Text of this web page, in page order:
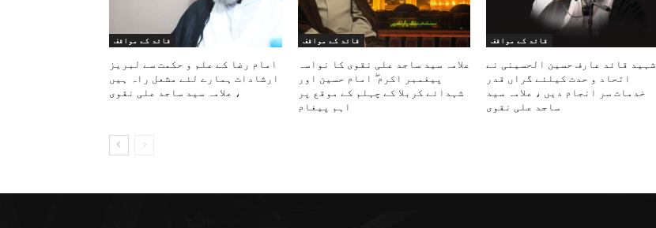
قائد کے مواقف
شہید قائد عارف حسین الحسینی نے
اتحاد و حدت کیلئے گراں قدر
خدمات سر انجام دیں ، علامہ سید
ساجد علی نقوی
قائد کے مواقف
علامہ سید ساجد علی نقوی کا نواسہ
پیغمبر اکرم ۖ امام حسین اور
شہدائے کربلا کے چہلم کے موقع پر
اہم پیغام
قائد کے مواقف
امام رضا کے علم و حکمت سے لبریز
ارشادات ہمارے لئے مشعل راہ ہیں
، علامہ سید ساجد علی نقوی